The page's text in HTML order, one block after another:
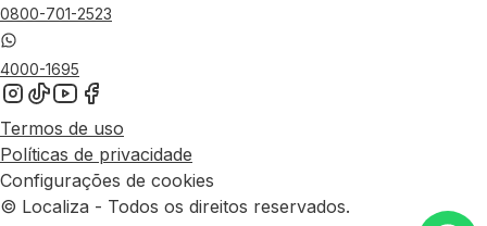
0800-701-2523
4000-1695
Termos de uso
Políticas de privacidade
Configurações de cookies
© Localiza - Todos os direitos reservados.